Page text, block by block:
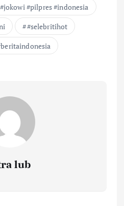
#jokowi #pilpres #indonesia
#selebritihot
lub